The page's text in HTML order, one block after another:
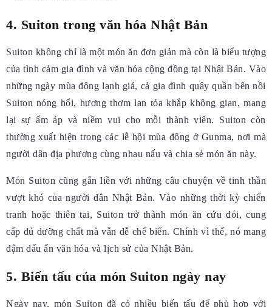
4. Suiton trong văn hóa Nhật Bản
Suiton không chỉ là một món ăn đơn giản mà còn là biểu tượng
của tình cảm gia đình và văn hóa cộng đồng tại Nhật Bản. Vào
những ngày mùa đông lạnh giá, cả gia đình quây quần bên nồi
Suiton nóng hổi, hương thơm lan tỏa khắp không gian, mang
lại sự ấm áp và niềm vui cho mỗi thành viên. Suiton còn
thường xuất hiện trong các lễ hội mùa đông ở Gunma, nơi mà
người dân địa phương cùng nhau nấu và chia sẻ món ăn này.
Món Suiton cũng gắn liền với những câu chuyện về tinh thần
vượt khó của người dân Nhật Bản. Vào những thời kỳ chiến
tranh hoặc thiên tai, Suiton trở thành món ăn cứu đói, cung
cấp đủ dưỡng chất mà vẫn dễ chế biến. Chính vì thế, nó mang
đậm dấu ấn văn hóa và lịch sử của Nhật Bản.
5. Biến tấu của món Suiton ngày nay
Ngày nay, món Suiton đã có nhiều biến tấu để phù hợp với